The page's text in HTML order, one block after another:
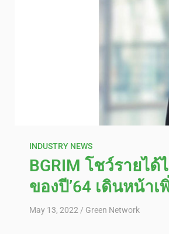
INDUSTRY NEWS
BGRIM โชว์รายได้
ของปี’64 เดินหน้า
May 13, 2022 Green Network